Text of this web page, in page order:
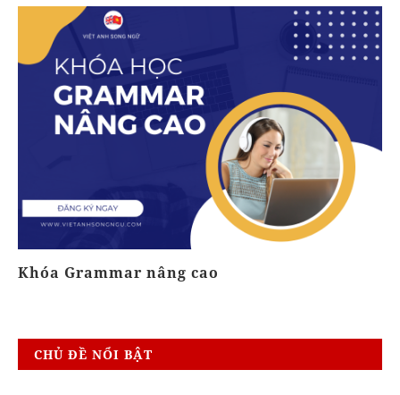
Khóa Grammar nâng cao
CHỦ ĐỀ NỔI BẬT